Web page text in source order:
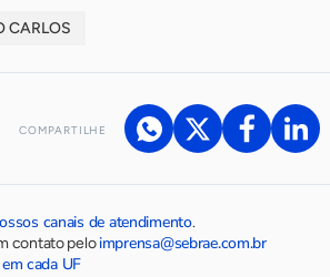
CARLOS
COMPARTILHE
canais de atendimento.
contato peloimprensa@sebrae.com.br
cada UF